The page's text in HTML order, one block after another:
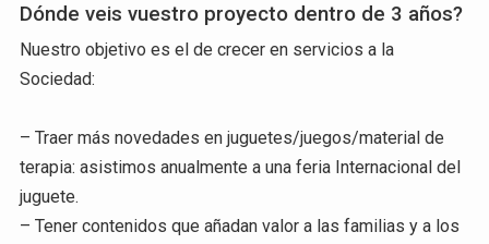
Dónde veis vuestro proyecto dentro de 3 años?
Nuestro objetivo es el de crecer en servicios a la
Sociedad:
– Traer más novedades en juguetes/juegos/material de
terapia: asistimos anualmente a una feria Internacional del
juguete.
– Tener contenidos que añadan valor a las familias y a los